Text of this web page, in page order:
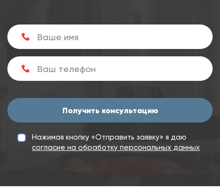
Получить консультацию
Нажимая кнопку «Отправить заявку» я даю
согласие на обработку персональных данных